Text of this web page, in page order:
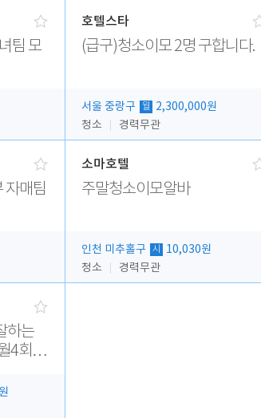
팀 모
호텔스타
(급구)청소이모 2명 구합니다.
서울 중랑구 월
2,300,000원
청소
경력무관
자매팀
소마호텔
주말청소이모알바
인천 미추홀구 시
10,030원
청소
경력무관